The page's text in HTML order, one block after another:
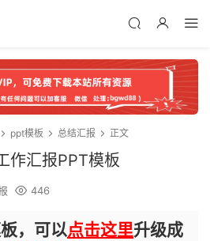
ppt模板 总结汇报 正文
作汇报PPT模板
446
，可以点击这里升级成